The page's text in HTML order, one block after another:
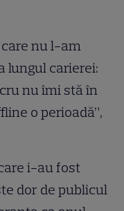
care nu l-am
lungul carierei:
nu îmi stă în
o perioadă”,
i-au fost
dor de publicul